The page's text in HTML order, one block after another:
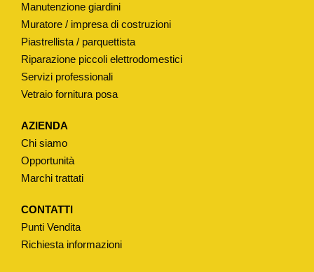
Manutenzione giardini
Muratore / impresa di costruzioni
Piastrellista / parquettista
Riparazione piccoli elettrodomestici
Servizi professionali
Vetraio fornitura posa
AZIENDA
Chi siamo
Opportunità
Marchi trattati
CONTATTI
Punti Vendita
Richiesta informazioni